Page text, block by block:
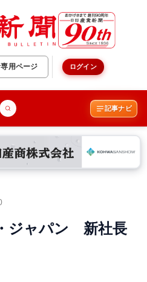
用ページ ログイン
記事ナビ
ジャパン 新社長